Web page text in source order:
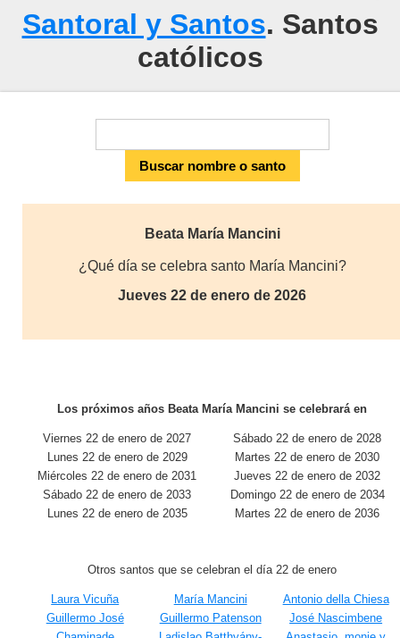
Santoral y Santos. Santos
católicos
Beata María Mancini
¿Qué día se celebra santo María Mancini?
Jueves 22 de enero de 2026
Los próximos años Beata María Mancini se celebrará en
Viernes 22 de enero de 2027
Sábado 22 de enero de 2028
Lunes 22 de enero de 2029
Martes 22 de enero de 2030
Miércoles 22 de enero de 2031
Jueves 22 de enero de 2032
Sábado 22 de enero de 2033
Domingo 22 de enero de 2034
Lunes 22 de enero de 2035
Martes 22 de enero de 2036
Otros santos que se celebran el día 22 de enero
Laura Vicuña María Mancini
Antonio della Chiesa
Guillermo José
Guillermo Patenson
José Nascimbene